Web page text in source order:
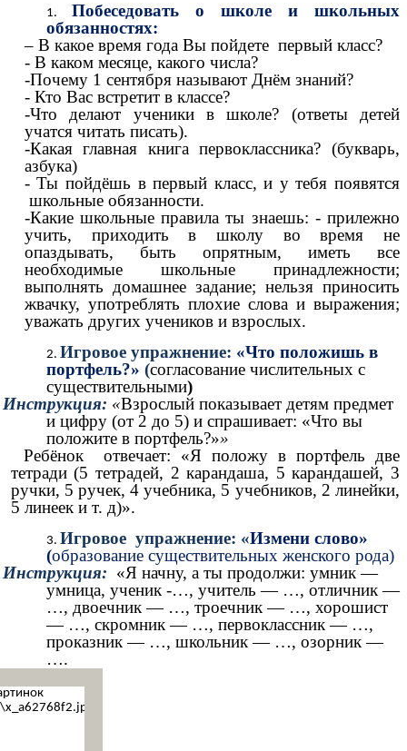
Побеседовать о школе и школьных
обязанностях:
– В какое время года Вы пойдете первый класс?
- В каком месяце, какого числа?
-Почему 1 сентября называют Днём знаний?
- Кто Вас встретит в классе?
-Что делают ученики в школе? (ответы детей
учатся читать писать).
-Какая главная книга первоклассника? (букварь,
азбука)
- Ты пойдёшь в первый класс, и у тебя появятся
школьные обязанности.
-Какие школьные правила ты знаешь: - прилежно
учить, приходить в школу во время не
опаздывать, быть опрятным, иметь все
необходимые школьные принадлежности;
выполнять домашнее задание; нельзя приносить
жвачку, употреблять плохие слова и выражения;
уважать других учеников и взрослых.
Игровое упражнение: «Что положишь в
портфель?» (согласование числительных с
существительными)
Инструкция: «Взрослый показывает детям предмет
и цифру (от 2 до 5) и спрашивает: «Что вы
положите в портфель?»»
Ребёнок отвечает: «Я положу в портфель две
тетради (5 тетрадей, 2 карандаша, 5 карандашей, 3
ручки, 5 ручек, 4 учебника, 5 учебников, 2 линейки,
5 линеек и т. д)».
Игровое упражнение: «Измени слово»
(образование существительных женского рода)
Инструкция: «Я начну, а ты продолжи: умник —
умница, ученик -…, учитель — …, отличник —
…, двоечник — …, троечник — …, хорошист
— …, скромник — …, первоклассник — …,
проказник — …, школьник — …, озорник —
….